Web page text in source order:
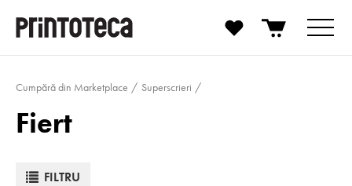
Cumpără din Marketplace Superscrieri
Fiert
FILTRU